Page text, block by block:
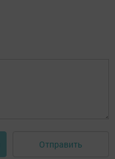
Отправить